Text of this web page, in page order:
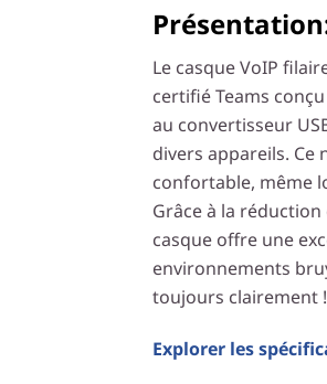
Le casque VoIP
certifié Teams
au convertisseur
divers appareils. Ce
confortable, même
Grâce à la réduction
casque offre une
environnements
toujours clairement !
Explorer les